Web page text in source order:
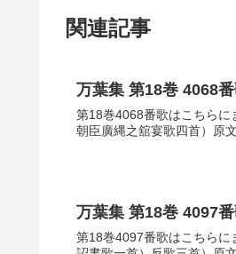
関連記事
万葉集 第18巻 4068
第18巻4068番歌はこちら
朝臣廣縄之舘宴歌四首）原
万葉集 第18巻 4097
第18巻4097番歌はこちらに